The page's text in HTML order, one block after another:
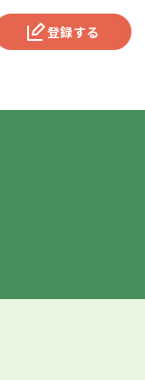
登録する